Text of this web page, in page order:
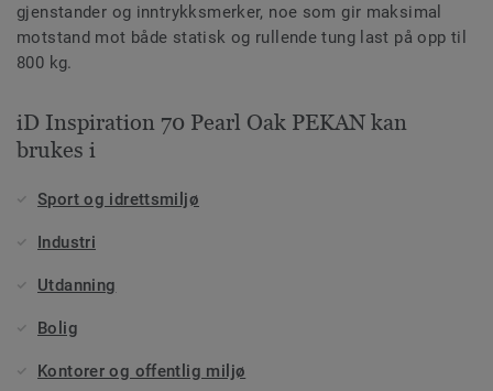
gjenstander og inntrykksmerker, noe som gir maksimal
motstand mot både statisk og rullende tung last på opp til
800 kg.
iD Inspiration 70 Pearl Oak PEKAN kan
brukes i
Sport og idrettsmiljø
Industri
Utdanning
Bolig
Kontorer og offentlig miljø